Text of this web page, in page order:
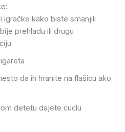
igračke kako biste smanjili
prehladu ili drugu
da ih hranite na flašicu ako
detetu dajete cuclu